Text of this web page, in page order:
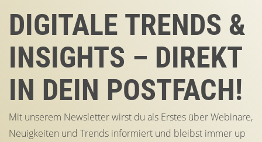
DIGITALE TRENDS &
INSIGHTS – DIREKT
IN DEIN POSTFACH!
Mit unserem Newsletter wirst du als Erstes über Webinare,
Neuigkeiten und Trends informiert und bleibst immer up